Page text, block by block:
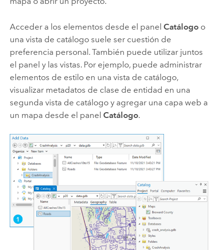
Acceder a los elementos desde el panel Catálogoo
una vista de catálogo suele ser cuestión de
preferencia personal. También puede utilizar juntos
el panel y las vistas. Por ejemplo, puede administrar
elementos de estilo en una vista de catálogo,
visualizar metadatos de clase de entidad en una
segunda vista de catálogo y agregar una capa web a
un mapa desde el panel Catálogo.